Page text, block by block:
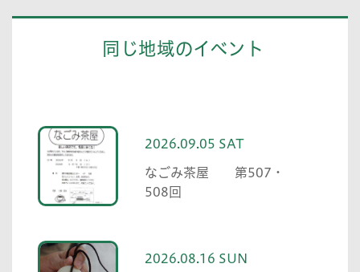
同じ地域のイベント
2026.09.05 SAT
なごみ茶屋 第507・
508回
2026.08.16 SUN